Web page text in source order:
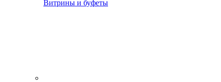
Витрины и буфеты